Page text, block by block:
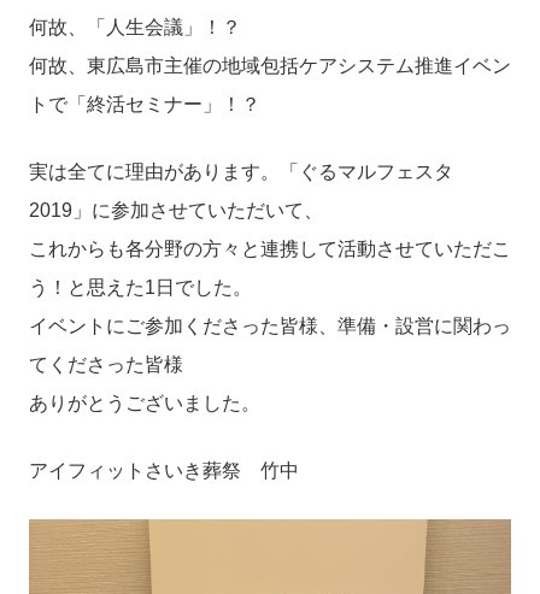
何故、「人生会議」！？
何故、東広島市主催の地域包括ケアシステム推進イベン
トで「終活セミナー」！？
実は全てに理由があります。「ぐるマルフェスタ
2019」に参加させていただいて、
これからも各分野の方々と連携して活動させていただこ
う！と思えた1日でした。
イベントにご参加くださった皆様、準備・設営に関わっ
てくださった皆様
ありがとうございました。
アイフィットさいき葬祭 竹中